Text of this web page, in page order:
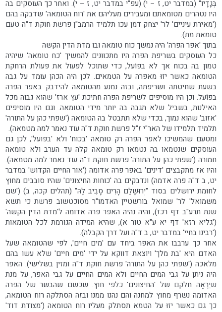
בְּגָדָיו" (במדבר יט, ז – י) (עפ"י במדבר יט, ז – י). ואחר כך העוסקים בה
היו נטהרים מטומאתם ומעבירים מעליהם את 'רוח הטומאה' שדבקה בהם
('מאירת עיניים' לר' יצחק דמן עכו תלמיד הרמב"ן פרשת חוקת ד"ה טעם
טומאת מת).
בתוך 'אפר הפרה' היה נמשך כוח טומאה ובו מדת הדין הקשה
כל העוסקים בשריפת הפרה היו מתכוונים להמשיך 'כח טומאה' שיהיה
טמון בה בכוח אך לא בפוֹעל, כדי שתוכל לפעול את פעולת הרחקת
הטומאה כאשר יזוּ מאפרה על הטמאים. לכן היה הכהן עומד על גבה
בשעת שחיטתה ושריפתה, ובזה נמנע מהטומאה להידבק באפר הפרה
בפוֹעל. וכן היו מוסיפים לשריפת הפרה חתיכת 'עץ ארז' שהוא גבוה מכל
האילנות, בשביל שלא תגבה בה יותר מידי הטומאה. וגם היו מוסיפים
'אזוב' שהוא נמוך, בכדי שלא תתבטל בה הטומאה ('שפתי כהן על התורה'
תלמיד תלמידו של האר"י ז"ל פרשת חוקת ד"ה עוד נאמר למה מטמאה).
ומטעם שהמשיכו לאפר הפרה רק טומאה 'בכוח' ולא 'בפועל', לכן גם
העוסקים שנטמאו בה נטמאו רק טומאה קלה עד הערב ולא טומאה
חמורה ('שפתי כהן על התורה' פרשת חוקת ד"ה עוד נאמר למה מטמאה).
והיו אז מתקבצים 'דינים' באפר פרה אדומה ('אור החיים הקדוש' במדבר
יט, ב ד"ה פרה אדמה) ונדבקים בה 'כוחות החיצונים' שהיו סובבים מחוץ
לחומת ירושלים בסוד "יְרוּשָׁלִַם הָרִים סָבִיב לָהּ" (תהלים קכה, ב) ('שם
משמואל' לר' שמואל בורשטיין האדמו"ר מסוכטשוב פרשת כי תשא
שנת תרע"ב דף רכז), והיה נהיה האפר פרה אדומה ל'מדת הדין הקשה'
('גליא רזא' דף יא ע"א טור א), שהיא המידה הגורמת לכל הטומאות
('רבינו בחיי' במדבר יט, ב ד"ה ועל דרך הקבלה).
אחר כך ערבבו את האפר ביחד עם 'מים חיים', לפי שהטומאה שעל
האדם היא 'בת מלך' ויוצאת דווקא על ידי 'מים חיים' שלא עשו בהם
מלאכה ('שפתי כהן על התורה' פרשת חוקת ד"ה ומזין בשלישי). האפר
היה ניתן על גבי המים החיים ולא המים החיים על גבי האפר, על מנת
שיֵרָאֶה חלקם של 'החיצונים' כלפי חוץ. שכשם שהבשר של הפרה
האדומה נשרף מחוץ למחנה והם נהנו ממנו ובזה הסתלקה רוח הטומאה,
כך גם כאשר יזוּ על הטמא תסתלק מעליו רוח הטומאה ('מצודת דוד'